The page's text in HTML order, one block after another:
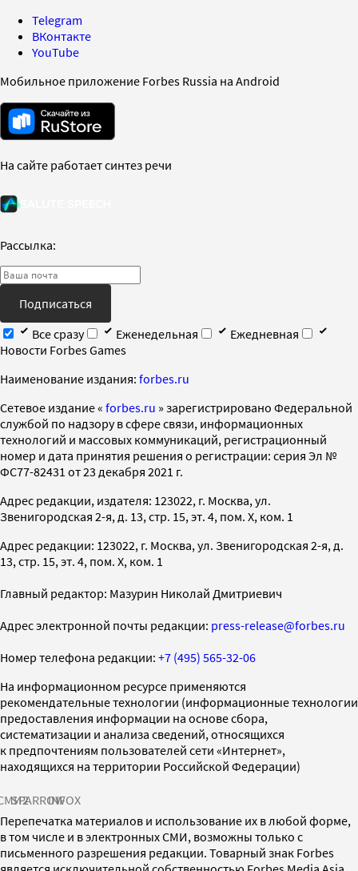
Telegram
ВКонтакте
YouTube
Мобильное приложение Forbes Russia на Android
На сайте работает синтез речи
Рассылка:
Подписаться
Все сразу
Еженедельная
Ежедневная
Новости Forbes Games
Наименование издания: forbes.ru
Cетевое издание « forbes.ru » зарегистрировано Федеральной
службой по надзору в сфере связи, информационных
технологий и массовых коммуникаций, регистрационный
номер и дата принятия решения о регистрации: серия Эл №
ФС77-82431 от 23 декабря 2021 г.
Адрес редакции, издателя: 123022, г. Москва, ул.
Звенигородская 2-я, д. 13, стр. 15, эт. 4, пом. X, ком. 1
Адрес редакции: 123022, г. Москва, ул. Звенигородская 2-я, д.
13, стр. 15, эт. 4, пом. X, ком. 1
Главный редактор: Мазурин Николай Дмитриевич
Адрес электронной почты редакции: press-release@forbes.ru
Номер телефона редакции: +7 (495) 565-32-06
На информационном ресурсе применяются
рекомендательные технологии (информационные технологии
предоставления информации на основе сбора,
систематизации и анализа сведений, относящихся
к предпочтениям пользователей сети «Интернет»,
находящихся на территории Российской Федерации)
SPARROWINFOX
Перепечатка материалов и использование их в любой форме,
в том числе и в электронных СМИ, возможны только с
письменного разрешения редакции. Товарный знак Forbes